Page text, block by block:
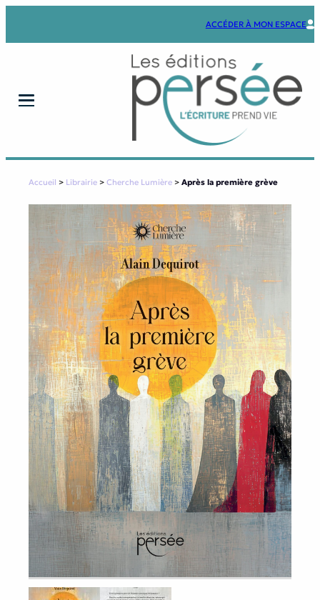
ACCÉDER À MON ESPACE
Accueil > Librairie > Cherche Lumière > Après la première grève